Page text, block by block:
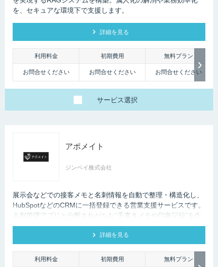
を、セキュアな環境下で支援します。
詳細を見る
利用料金 初期費用 無料プラン
お問合せください お問合せください お問合せください
サービス選択
アポメイト
ジンベイ株式会社
展示会などでの接客メモと名刺情報を自動で整理・構造化し、
HubSpotなどのCRMに一括登録できる営業支援サービスです。
名刺管理アプリと分断されがちな“手書きメモや印象記録”を生
成AIで読み取ります。
詳細を見る
利用料金 初期費用 無料プラン